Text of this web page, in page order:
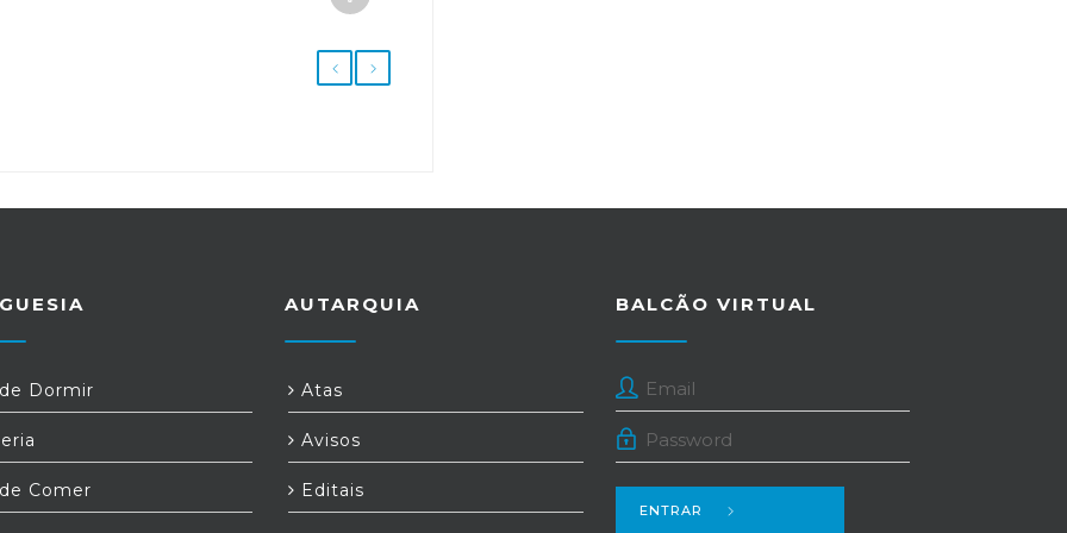
Dormir
Comer
AUTARQUIA
Atas
Avisos
Editais
BALCÃO VIRTUAL
ENTRAR